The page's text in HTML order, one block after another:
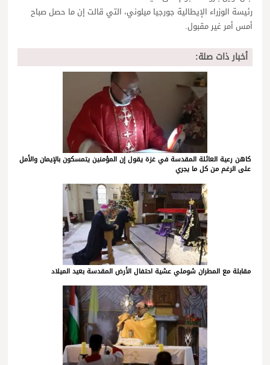
رئيسة الوزراء الإيطالية جورجيا ميلوني، التي قالت إن ما حصل صباح
أمس أمر غير مقبول.
أخبار ذات صلة:
كاهن رعية العائلة المقدسة في غزة يقول إن المؤمنين يتمسكون بالإيمان والأمل
على الرغم من كل ما يجري
مقابلة مع المطران شوملي عشية احتفال الأرض المقدسة بعيد الميلاد